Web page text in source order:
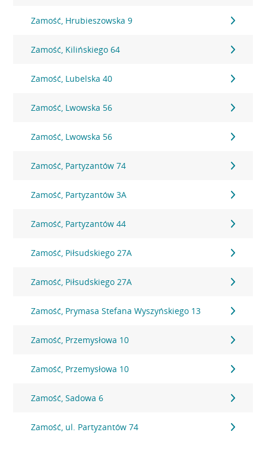
Zamość, Hrubieszowska 9
Zamość, Kilińskiego 64
Zamość, Lubelska 40
Zamość, Lwowska 56
Zamość, Lwowska 56
Zamość, Partyzantów 74
Zamość, Partyzantów 3A
Zamość, Partyzantów 44
Zamość, Piłsudskiego 27A
Zamość, Piłsudskiego 27A
Zamość, Prymasa Stefana Wyszyńskiego 13
Zamość, Przemysłowa 10
Zamość, Przemysłowa 10
Zamość, Sadowa 6
Zamość, ul. Partyzantów 74